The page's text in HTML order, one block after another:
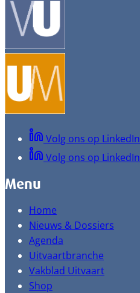
Volg ons op LinkedIn
Volg ons op LinkedIn
Menu
Home
Nieuws & Dossiers
Agenda
Uitvaartbranche
Vakblad Uitvaart
Shop